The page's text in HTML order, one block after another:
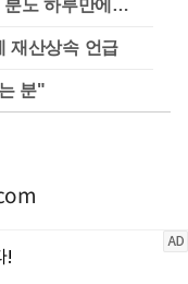
분노 하루만에…
재산상속 언급
분"